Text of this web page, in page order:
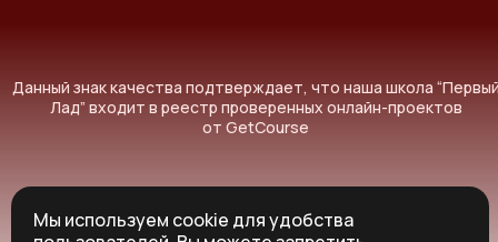
Данный знак качества подтверждает, что наша школа
Лад” входит в реестр проверенных онлайн-проектов
от GetCourse
Мы используем cookie для удобства